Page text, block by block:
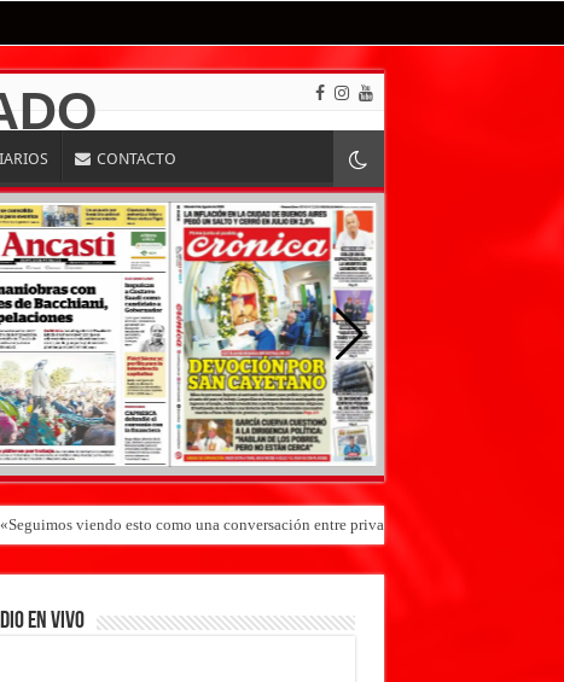
CONTACTO
viendo esto como una conversación entre privados»
EN VIVO